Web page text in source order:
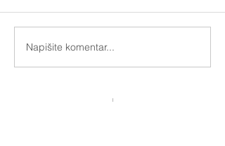
Otključajmo uistinu pokret
Napišite komentar...